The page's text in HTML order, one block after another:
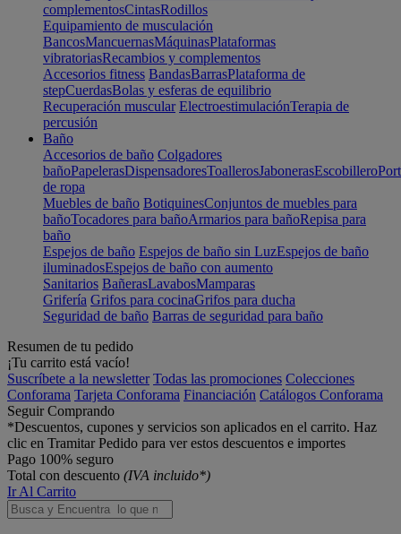
complementosCintasRodillos
Equipamiento de musculación
BancosMancuernasMáquinasPlataformas
vibratoriasRecambios y complementos
Accesorios fitness BandasBarrasPlataforma de
stepCuerdasBolas y esferas de equilibrio
Recuperación muscular ElectroestimulaciónTerapia de
percusión
Baño
Accesorios de baño Colgadores
bañoPapelerasDispensadoresToallerosJabonerasEscobillero
de ropa
Muebles de baño BotiquinesConjuntos de muebles para
bañoTocadores para bañoArmarios para bañoRepisa para
baño
Espejos de baño Espejos de baño sin LuzEspejos de baño
iluminadosEspejos de baño con aumento
Sanitarios BañerasLavabosMamparas
Grifería Grifos para cocinaGrifos para ducha
Seguridad de baño Barras de seguridad para baño
Resumen de tu pedido
¡Tu carrito está vacío!
Suscríbete a la newsletter Todas las promociones Colecciones
Conforama Tarjeta Conforama Financiación Catálogos Conforama
Seguir Comprando
*Descuentos, cupones y servicios son aplicados en el carrito. Haz
clic en Tramitar Pedido para ver estos descuentos e importes
Pago 100% seguro
Total con descuento (IVA incluido*)
Ir Al Carrito